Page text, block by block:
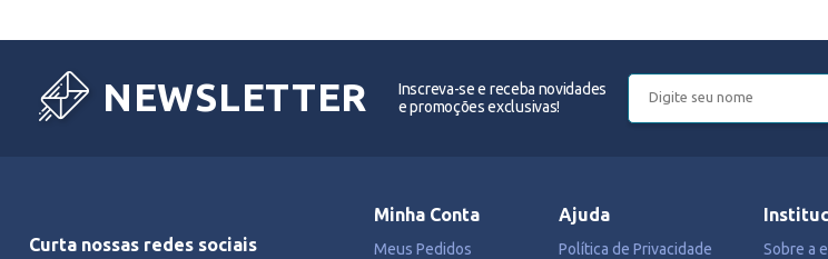
NEWSLETTER
Inscreva-se e receba novidades
e promoções exclusivas!
Curta nossas redes sociais
Minha Conta
Meus Pedidos
Ajuda
Política de Privacidade
Sobre a